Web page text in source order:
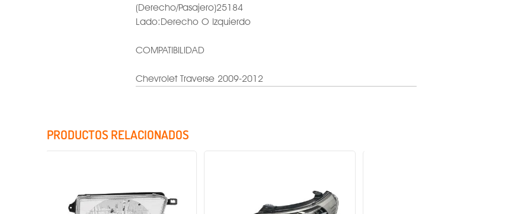
(Derecho/Pasajero)25184
Lado:Derecho O Izquierdo
COMPATIBILIDAD
Chevrolet Traverse 2009-2012
PRODUCTOS RELACIONADOS